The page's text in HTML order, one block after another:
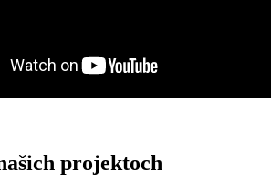
projektoch